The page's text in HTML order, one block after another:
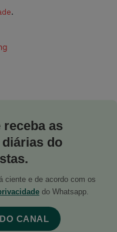
.
as
do
ciente e de acordo com os
do Whatsapp.
CANAL